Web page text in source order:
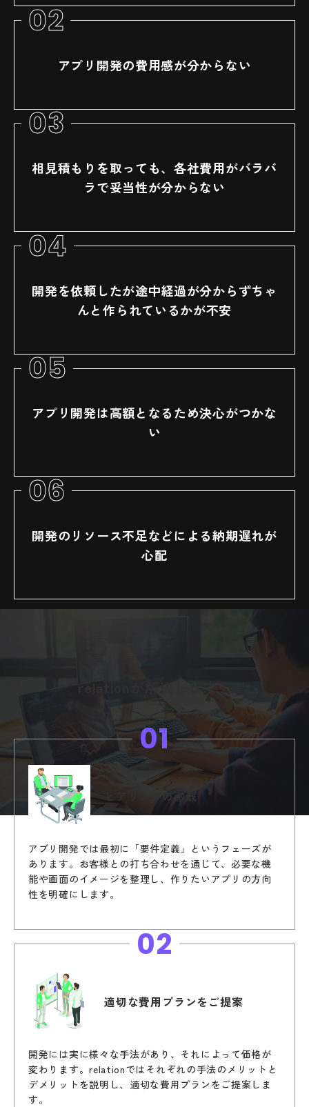
02
アプリ開発の費用感が分からない
03
相見積もりを取っても、各社費用がバラバ
ラで妥当性が分からない
04
開発を依頼したが途中経過が分からずちゃ
んと作られているかが不安
05
アプリ開発は高額となるため決心がつかな
い
06
開発のリソース不足などによる納期遅れが
心配
relationが解決します！
01
ヒアリングの徹底
アプリ開発では最初に「要件定義」というフェーズが
あります。お客様との打ち合わせを通じて、必要な機
能や画面のイメージを整理し、作りたいアプリの方向
性を明確にします。
02
適切な費用プランを ご提案
開発には実に様々な手法があり、それによって価格が
変わります。relationではそれぞれの手法のメリットと
デメリットを説明し、適切な費用プランをご提案しま
す。